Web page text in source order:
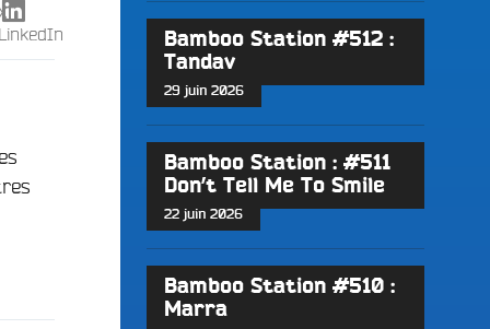
Bamboo Station #512 :
Tandav
29 juin 2026
Bamboo Station : #511
Don’t Tell Me To Smile
22 juin 2026
Bamboo Station #510 :
Marra